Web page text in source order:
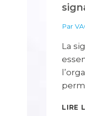
Par
La
LIRE